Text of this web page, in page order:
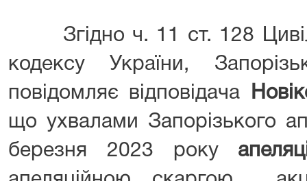
Згідно ч. 11 ст. 128
кодексу України,
повідомляє відповідача
що ухвалами Запорізького
березня 2023 року